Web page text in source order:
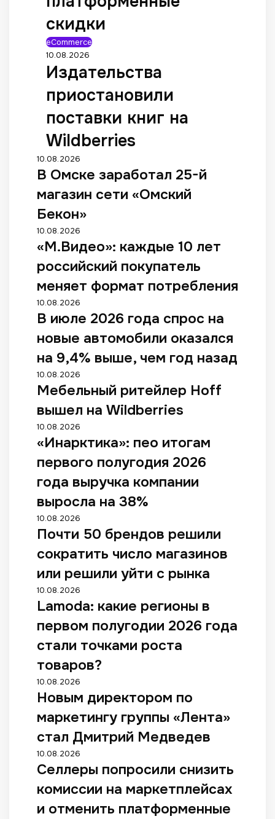
скидки
eCommerce
10.08.2026
Издательства
приостановили
поставки книг на
Wildberries
10.08.2026
В Омске заработал 25-й
магазин сети «Омский
Бекон»
10.08.2026
«М.Видео»: каждые 10 лет
российский покупатель
меняет формат потребления
10.08.2026
В июле 2026 года спрос на
новые автомобили оказался
на 9,4% выше, чем год назад
10.08.2026
Мебельный ритейлер Hoff
вышел на Wildberries
10.08.2026
«Инарктика»: пео итогам
первого полугодия 2026
года выручка компании
выросла на 38%
10.08.2026
Почти 50 брендов решили
сократить число магазинов
или решили уйти с рынка
10.08.2026
Lamoda: какие регионы в
первом полугодии 2026 года
стали точками роста
товаров?
10.08.2026
Новым директором по
маркетингу группы «Лента»
стал Дмитрий Медведев
10.08.2026
Селлеры попросили снизить
комиссии на маркетплейсах
и отменить платформенные